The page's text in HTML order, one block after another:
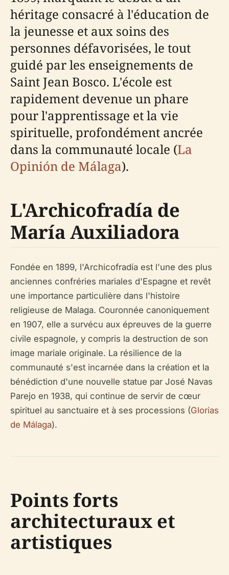
héritage consacré à l'éducation de
la jeunesse et aux soins des
personnes défavorisées, le tout
guidé par les enseignements de
Saint Jean Bosco. L'école est
rapidement devenue un phare
pour l'apprentissage et la vie
spirituelle, profondément ancrée
dans la communauté locale (La
Opinión de Málaga).
L'Archicofradía de
María Auxiliadora
Fondée en 1899, l'Archicofradía est l'une des plus
anciennes confréries mariales d'Espagne et revêt
une importance particulière dans l'histoire
religieuse de Malaga. Couronnée canoniquement
en 1907, elle a survécu aux épreuves de la guerre
civile espagnole, y compris la destruction de son
image mariale originale. La résilience de la
communauté s'est incarnée dans la création et la
bénédiction d'une nouvelle statue par José Navas
Parejo en 1938, qui continue de servir de cœur
spirituel au sanctuaire et à ses processions (Glorias
de Málaga).
Points forts
architecturaux et
artistiques